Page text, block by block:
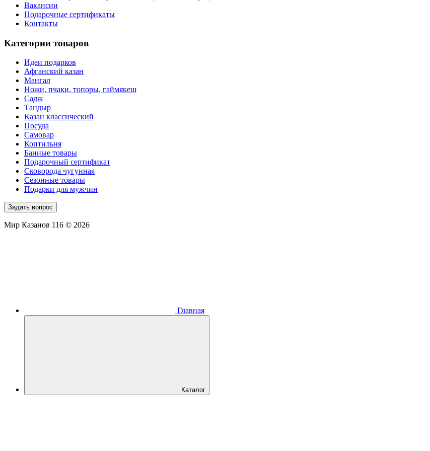
Вакансии
Подарочные сертификаты
Контакты
Категории товаров
Идеи подарков
Афганский казан
Мангал
Ножи, пчаки, топоры, гаймякеш
Садж
Тандыр
Казан классический
Посуда
Самовар
Коптильня
Банные товары
Подарочный сертификат
Сковорода чугунная
Сезонные товары
Подарки для мужчин
Задать вопрос
Мир Казанов 116 © 2026
Главная
Каталог